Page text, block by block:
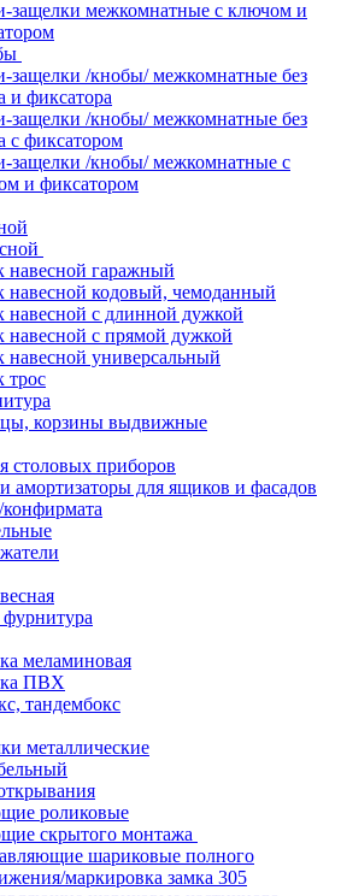
защелки межкомнатные с ключом и
защелки /кнобы/ межкомнатные без
и фиксатора
защелки /кнобы/ межкомнатные без
с фиксатором
защелки /кнобы/ межкомнатные с
и фиксатором
навесной гаражный
навесной кодовый, чемоданный
навесной с длинной дужкой
навесной с прямой дужкой
навесной универсальный
трос
корзины выдвижные
столовых приборов
амортизаторы для ящиков и фасадов
меламиновая
ПВХ
тандембокс
металлические
роликовые
скрытого монтажа
шариковые полного
маркировка замка 305